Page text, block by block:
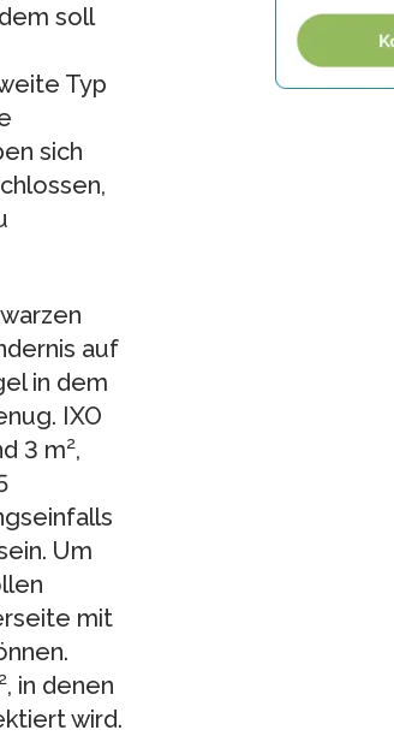
soll
Typ
sich
auf
in dem
IXO
3 m²,
Um
mit
in denen
wird.